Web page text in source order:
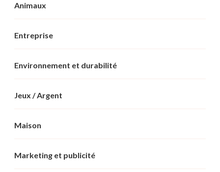
Animaux
Entreprise
Environnement et durabilité
Jeux / Argent
Maison
Marketing et publicité